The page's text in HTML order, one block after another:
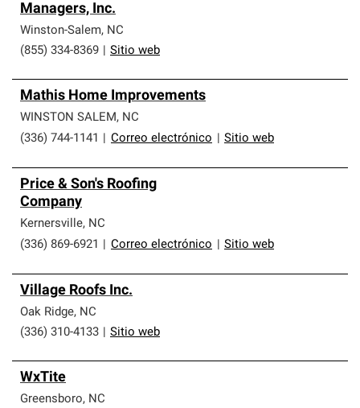
Managers, Inc.
Winston-Salem, NC
(855) 334-8369
Sitio web
Mathis Home Improvements
WINSTON SALEM, NC
(336) 744-1141
Correo electrónico Sitio web
Price & Son's Roofing
Company
Kernersville, NC
(336) 869-6921
Correo electrónico Sitio web
Village Roofs Inc.
Oak Ridge, NC
(336) 310-4133
Sitio web
WxTite
Greensboro, NC